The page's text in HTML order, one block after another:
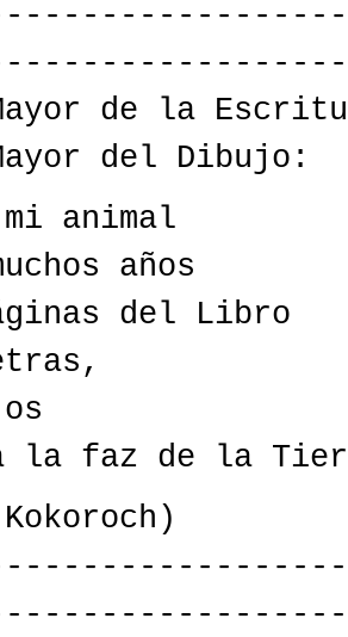
Mayor de la
del Dibujo:
animal
años
del Libro
la faz de la